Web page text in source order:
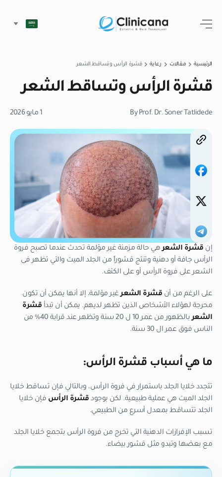
الرئيسية مقالات رعاية قشرة الرأس وتساقط الشعر
قشرة الرأس وتساقط الشعر
By Prof. Dr. Soner Tatlidede 1 مايو 2026
إن قشرة الشعرهي حالة مزمنة غير مؤلمة تحدث عندما تصبح فروة
الرأس جافة أو دهنية وتنتج قشوراً من الجلد الميت والتي تظهر فى
الشعر على فروة الرأس أو على الكتف.
على الرغم من أن قشرة الشعرغير مؤلمة، إلا أنها يمكن أن تكون
محرجة لهؤلاء الأشخاص الذين تظهر لديهم. يمكن أن تبدأ قشرة
الشعر
بالظهور من عمر 10 ل 20 سنة وتظهر عند قرابة 40% من
الناس فوق عمر ال 30 سنة.
ما هي أسباب قشرة الرأس:
تتجدد خلايا الجلد باستمرار في فروة الرأس، وبالتالي فإن تساقط خلايا
الجلد الميت هي عملية طبيعية. لكن بوجود قشرة الرأس فإن خلايا
الجلد تتساقط بمعدل أسرع من الطبيعي.
تسبب الإفرازات الدهنية التي تخرج من فروة الرأس بتجمع خلايا الجلد
مع بعضها وتبدو مثل قشور بيضاء.